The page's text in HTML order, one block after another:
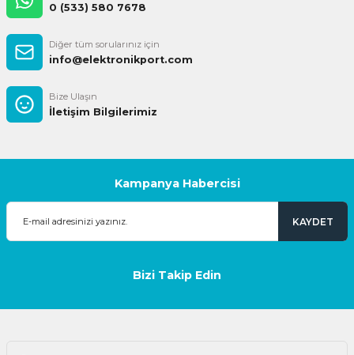
0 (533) 580 7678
Diğer tüm sorularınız için
info@elektronikport.com
Bize Ulaşın
İletişim Bilgilerimiz
Kampanya Habercisi
KAYDET
Bizi Takip Edin